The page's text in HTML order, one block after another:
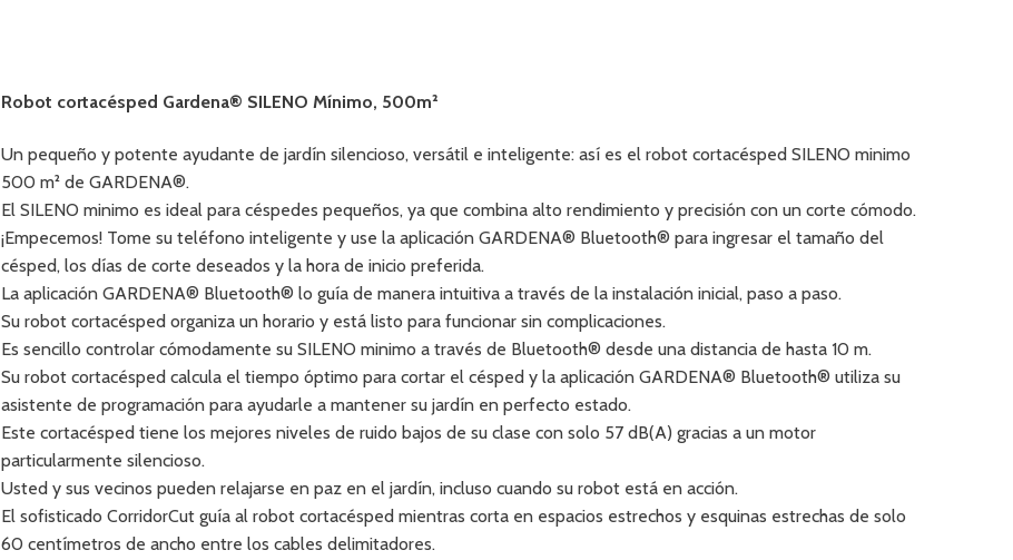
Robot cortacésped Gardena® SILENO Mínimo, 500m²
Un pequeño y potente ayudante de jardín silencioso, versátil e inteligente: así es el robot cortacésped SILENO minimo
500 m² de GARDENA®.
El SILENO minimo es ideal para céspedes pequeños, ya que combina alto rendimiento y precisión con un corte cómodo.
¡Empecemos! Tome su teléfono inteligente y use la aplicación GARDENA® Bluetooth® para ingresar el tamaño del
césped, los días de corte deseados y la hora de inicio preferida.
La aplicación GARDENA® Bluetooth® lo guía de manera intuitiva a través de la instalación inicial, paso a paso.
Su robot cortacésped organiza un horario y está listo para funcionar sin complicaciones.
Es sencillo controlar cómodamente su SILENO minimo a través de Bluetooth® desde una distancia de hasta 10 m.
Su robot cortacésped calcula el tiempo óptimo para cortar el césped y la aplicación GARDENA® Bluetooth® utiliza su
asistente de programación para ayudarle a mantener su jardín en perfecto estado.
Este cortacésped tiene los mejores niveles de ruido bajos de su clase con solo 57 dB(A) gracias a un motor
particularmente silencioso.
Usted y sus vecinos pueden relajarse en paz en el jardín, incluso cuando su robot está en acción.
El sofisticado CorridorCut guía al robot cortacésped mientras corta en espacios estrechos y esquinas estrechas de solo
60 centímetros de ancho entre los cables delimitadores.